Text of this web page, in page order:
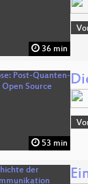
36 min
53 min